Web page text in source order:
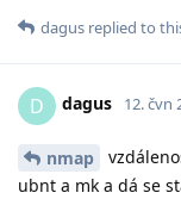
dagus replied to
D dagus 12. čvn
nmap
ubnt a mk a dá se